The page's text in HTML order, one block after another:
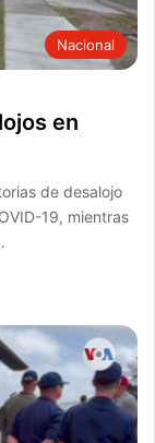
Nacional
en
de desalojo
19, mientras